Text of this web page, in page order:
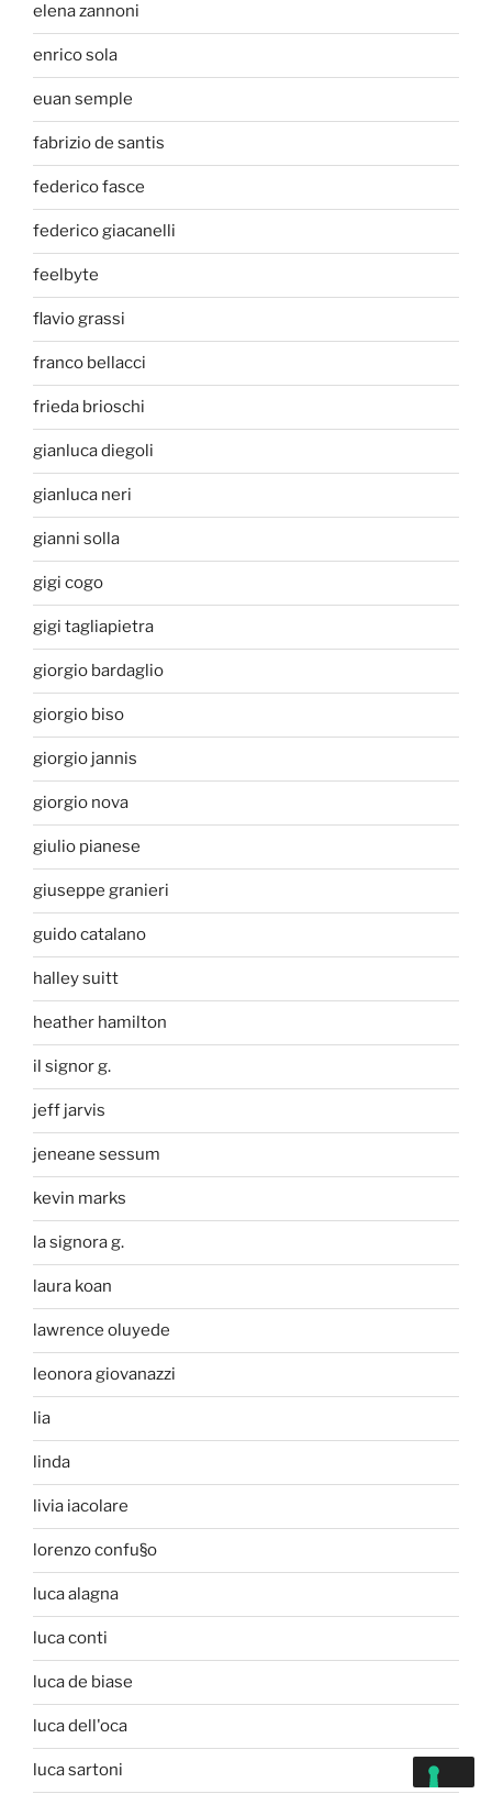
elena zannoni
enrico sola
euan semple
fabrizio de santis
federico fasce
federico giacanelli
feelbyte
flavio grassi
franco bellacci
frieda brioschi
gianluca diegoli
gianluca neri
gianni solla
gigi cogo
gigi tagliapietra
giorgio bardaglio
giorgio biso
giorgio jannis
giorgio nova
giulio pianese
giuseppe granieri
guido catalano
halley suitt
heather hamilton
il signor g.
jeff jarvis
jeneane sessum
kevin marks
la signora g.
laura koan
lawrence oluyede
leonora giovanazzi
lia
linda
livia iacolare
lorenzo confu§o
luca alagna
luca conti
luca de biase
luca dell'oca
luca sartoni